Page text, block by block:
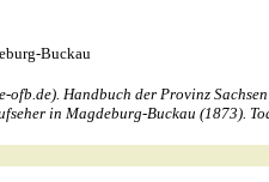
Buckau
Handbuch der Provinz
in Magdeburg-Buckau (1873).